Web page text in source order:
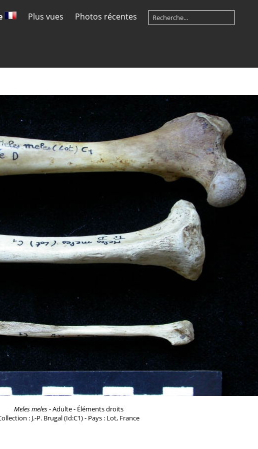
Plus vues Photos récentes
Meles meles- Adulte - Éléments droits
: J.-P. Brugal (Id:C1) - Pays : Lot, France